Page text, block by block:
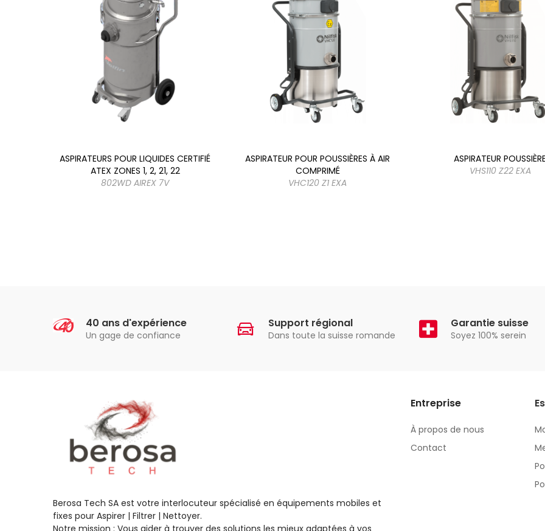
ASPIRATEURS POUR LIQUIDES CERTIFIÉ
ATEX ZONES 1, 2, 21, 22
802WD AIREX 7V
ASPIRATEUR POUR POUSSIÈRES À AIR
COMPRIMÉ
VHC120 Z1 EXA
ASPIRATEUR
VHS110 Z22 EXA
40 ans d'expérience
Un gage de confiance
Support régional
Dans toute la suisse romande
Garantie suisse
Soyez 100% serein
Berosa Tech SA est votre interlocuteur spécialisé en équipements mobiles et
fixes pour Aspirer | Filtrer | Nettoyer.
Entreprise
À propos de nous
Contact